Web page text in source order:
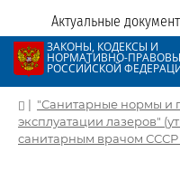
Актуальные
ЗАКОНЫ, КОДЕКСЫ И
НОРМАТИВНО-
РОССИЙСКОЙ
| "Санитарные нормы и
эксплуатации лазеров"
санитарным врачом СССР